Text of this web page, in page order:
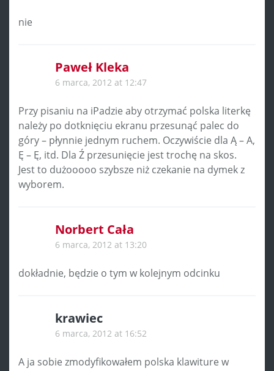
nie
Paweł Kleka
6 marca, 2012 at 12:47
Przy pisaniu na iPadzie aby otrzymać polska literkę
należy po dotknięciu ekranu przesunąć palec do
góry – płynnie jednym ruchem. Oczywiście dla Ą – A,
Ę – Ę, itd. Dla Ź przesunięcie jest trochę na skos.
Jest to dużooooo szybsze niż czekanie na dymek z
wyborem.
Norbert Cała
6 marca, 2012 at 13:20
dokładnie, będzie o tym w kolejnym odcinku
krawiec
6 marca, 2012 at 16:52
A ja sobie zmodyfikowałem polska klawiture w